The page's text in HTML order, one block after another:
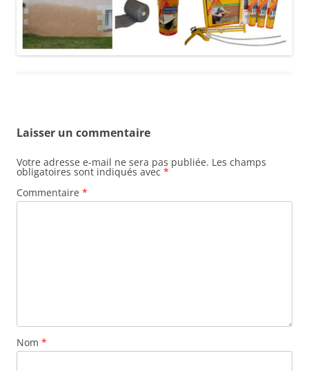
Laisser un commentaire
Votre adresse e-mail ne sera pas publiée. Les champs
obligatoires sont indiqués avec *
Commentaire *
Nom *